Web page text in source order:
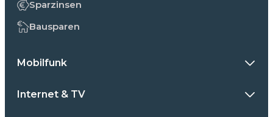
Sparzinsen
Bausparen
Mobilfunk
Internet & TV